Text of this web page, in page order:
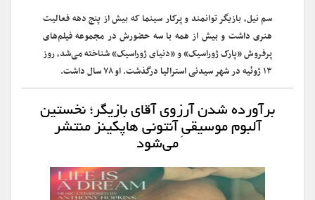
سم نیل، بازیگر توانمند و پرکار سینما که بیش از پنج دهه فعالیت
هنری داشت و بیش از همه با سه حضورش در مجموعه فیلم‌های
پرفروش «پارک ژوراسیک» و «دنیای ژوراسیک» شناخته می‌شد، روز
۱۳ ژوئیه در شهر سیدنی استرالیا درگذشت. او ۷۸ سال داشت.
برآورده شدن آرزوی آقای بازیگر؛ نخستین
آلبوم موسیقیِ آنتونی هاپکینز منتشر
می‌شود